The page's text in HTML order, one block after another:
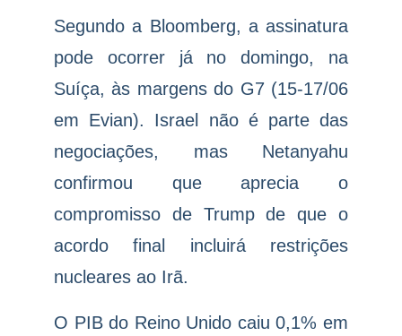
Segundo a Bloomberg, a assinatura
pode ocorrer já no domingo, na
Suíça, às margens do G7 (15-17/06
em Evian). Israel não é parte das
negociações, mas Netanyahu
confirmou que aprecia o
compromisso de Trump de que o
acordo final incluirá restrições
nucleares ao Irã.
O PIB do Reino Unido caiu 0,1% em